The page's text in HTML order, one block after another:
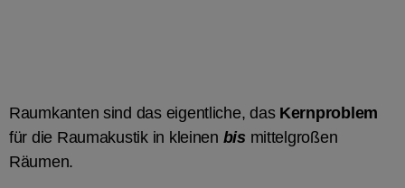
Raumkanten sind das eigentliche, das Kernproblem
für die Raumakustik in kleinen bis mittelgroßen
Räumen.